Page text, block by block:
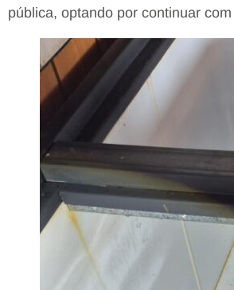
pública, optando por continuar